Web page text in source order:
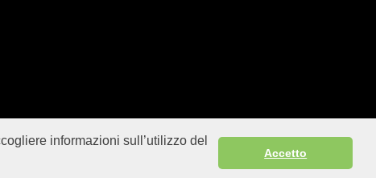
informazioni sull’utilizzo del
Accetto
Sitemap